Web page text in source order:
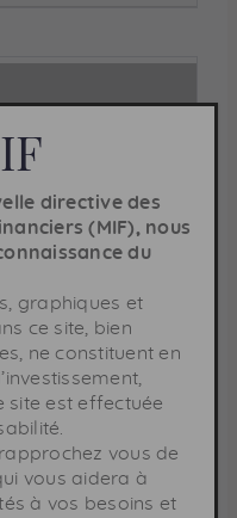
Risque le plus
élevé
7
directive des
( MIF), nous
du
graphiques et
ce site, bien
ne constituent en
site est effectuée
vous de
vous aidera à
à vos besoins et